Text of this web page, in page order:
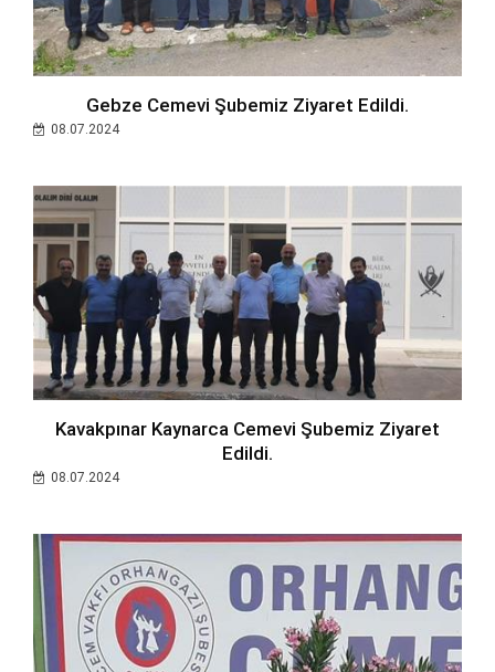
Gebze Cemevi Şubemiz Ziyaret Edildi.
08.07.2024
Kavakpınar Kaynarca Cemevi Şubemiz Ziyaret
Edildi.
08.07.2024